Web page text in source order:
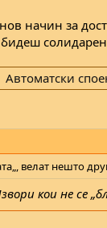
начин за
Автоматски
велат нешто
кои не се